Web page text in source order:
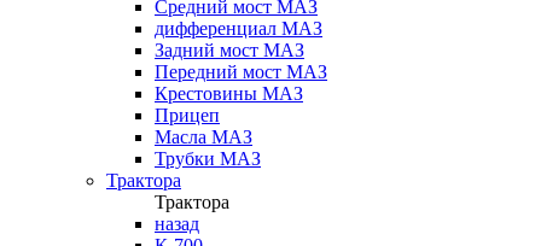
Средний мост МАЗ
дифференциал МАЗ
Задний мост МАЗ
Передний мост МАЗ
Крестовины МАЗ
Прицеп
Масла МАЗ
Трубки МАЗ
Трактора
Трактора
назад